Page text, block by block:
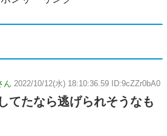
ん 2022/10/12(水) 18:10:36.59 ID:9cZZr0bA0
てたなら逃げられそうなも